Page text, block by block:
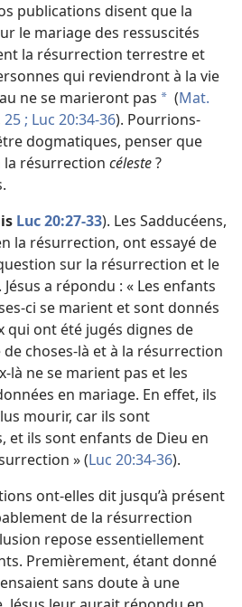
publications disent que la
le mariage des ressuscités
la résurrection terrestre et
qui reviendront à la vie
ne se marieront pas * (Mat.
; Luc 20:34-36). Pourrions-
dogmatiques, penser que
la résurrection céleste?
Luc 20:27-33). Les Sadducéens,
la résurrection, ont essayé de
sur la résurrection et le
. Jésus a répondu : « Les enfants
ci se marient et sont donnés
qui ont été jugés dignes de
choses-là et à la résurrection
là ne se marient pas et les
en mariage. En effet, ils
mourir, car ils sont
et ils sont enfants de Dieu en
» (Luc 20:34-36).
ont-elles dit jusqu’à présent
de la résurrection
repose essentiellement
Premièrement, étant donné
sans doute à une